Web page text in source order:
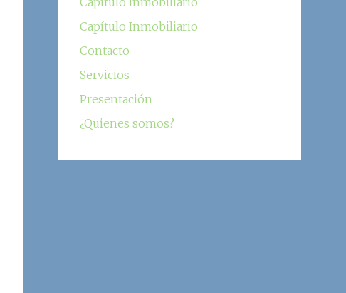
Capítulo Inmobiliario
Contacto
Servicios
Presentación
¿Quienes somos?